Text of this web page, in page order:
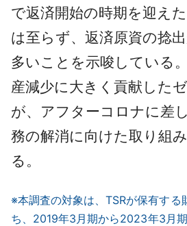
で返済開始の時期を迎え
は至らず、返済原資の捻
多いことを示唆している
産減少に大きく貢献した
が、アフターコロナに差
務の解消に向けた取り組
る。
※本調査の対象は、TSRが保有する
ち、2019年3月期から2023年3月